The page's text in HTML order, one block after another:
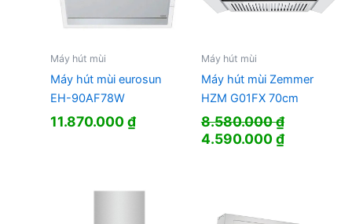
Máy hút mùi
Máy hút mùi eurosun
EH-90AF78W
11.870.000₫
Máy hút mùi
Máy hút mùi Zemmer
HZM G01FX 70cm
8.580.000₫
Giá
4.590.000₫Giá